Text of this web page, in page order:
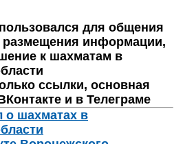
для общения
размещения информации,
к шахматам в
ссылки, основная
и в Телеграме
о шахматах в